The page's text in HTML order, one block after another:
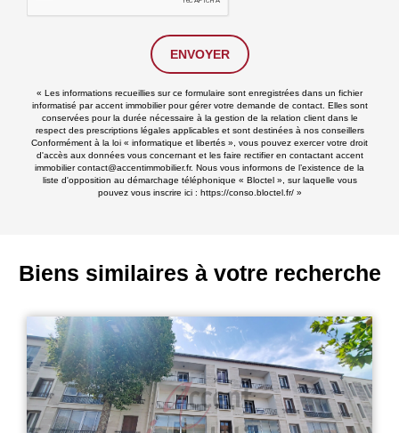
ENVOYER
« Les informations recueillies sur ce formulaire sont enregistrées dans un fichier
informatisé par accent immobilier pour gérer votre demande de contact. Elles sont
conservées pour la durée nécessaire à la gestion de la relation client dans le
respect des prescriptions légales applicables et sont destinées à nos conseillers
Conformément à la loi « informatique et libertés », vous pouvez exercer votre droit
d'accès aux données vous concernant et les faire rectifier en contactant accent
immobilier contact@accentimmobilier.fr. Nous vous informons de l’existence de la
liste d'opposition au démarchage téléphonique « Bloctel », sur laquelle vous
pouvez vous inscrire ici : https://conso.bloctel.fr/»
Biens similaires à votre recherche